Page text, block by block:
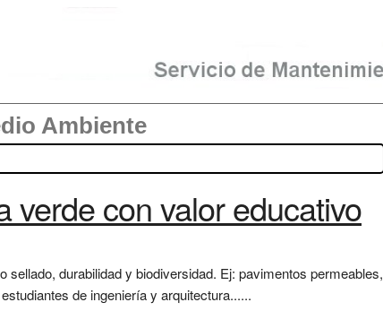
Ambiente
verde con valor educativo
durabilidad y biodiversidad. Ej: pavimentos permeables,
de ingeniería y arquitectura......